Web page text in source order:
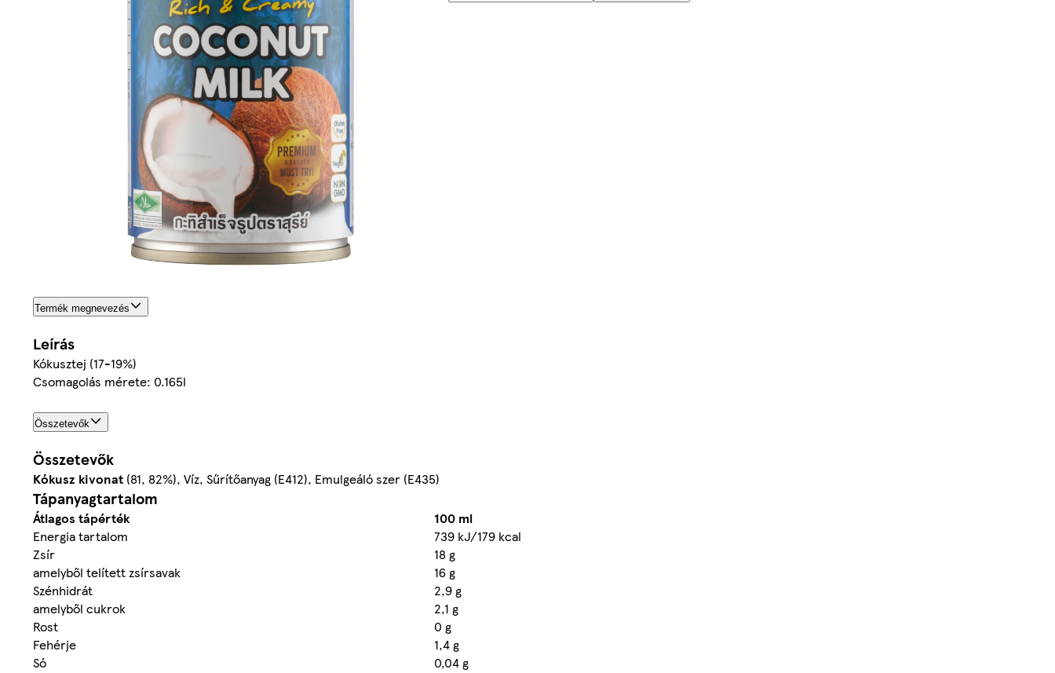
Termék megnevezés
Leírás
Kókusztej (17-19%)
Csomagolás mérete: 0.165l
Összetevők
Összetevők
Kókusz kivonat (81, 82%), Víz, Sűrítőanyag (E412), Emulgeáló szer (E435)
Tápanyagtartalom
Átlagos tápérték
100 ml
Energia tartalom
739 kJ/179 kcal
Zsír
18 g
amelyből telített zsírsavak
16 g
Szénhidrát
2,9 g
amelyből cukrok
2,1 g
Rost
0 g
Fehérje
1,4 g
Só
0,04 g